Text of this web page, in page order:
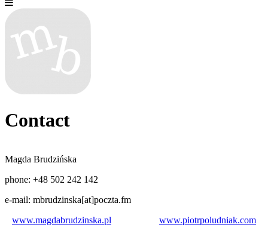
Contact
Magda Brudzińska
phone: +48 502 242 142
e-mail: mbrudzinska[at]poczta.fm
www.magdabrudzinska.pl
www.piotrpoludniak.com